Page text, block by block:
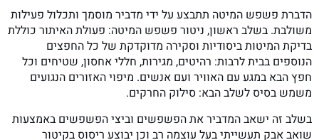
הדברת פשפש המיטה תתבצע על ידי מדביר מוסמך ותכלול פעילות
משולבת. בשלב ראשון, ניטור פשפש המיטה: פעולת האיתור כוללת
בדיקת המיטות ביסודיות וסקירה מדוקדקת של כל החפצים
הנוספים בבית לרבות: רהיטים, מגירות, חללי אחסון, שטיחים וכל
חפץ הבא במגע עם האוויר ועם אנשים. מיפוי האזורים הנגועים
משמש בסיס לשלב הבא: סילוק החרקים.
בשלב זה ישאב המדביר את הפשפשים וביצי הפשפשים באמצעות
שואב אבק תעשייתי בעל עוצמה רב וכן יבוצע ריסוס בקיטור